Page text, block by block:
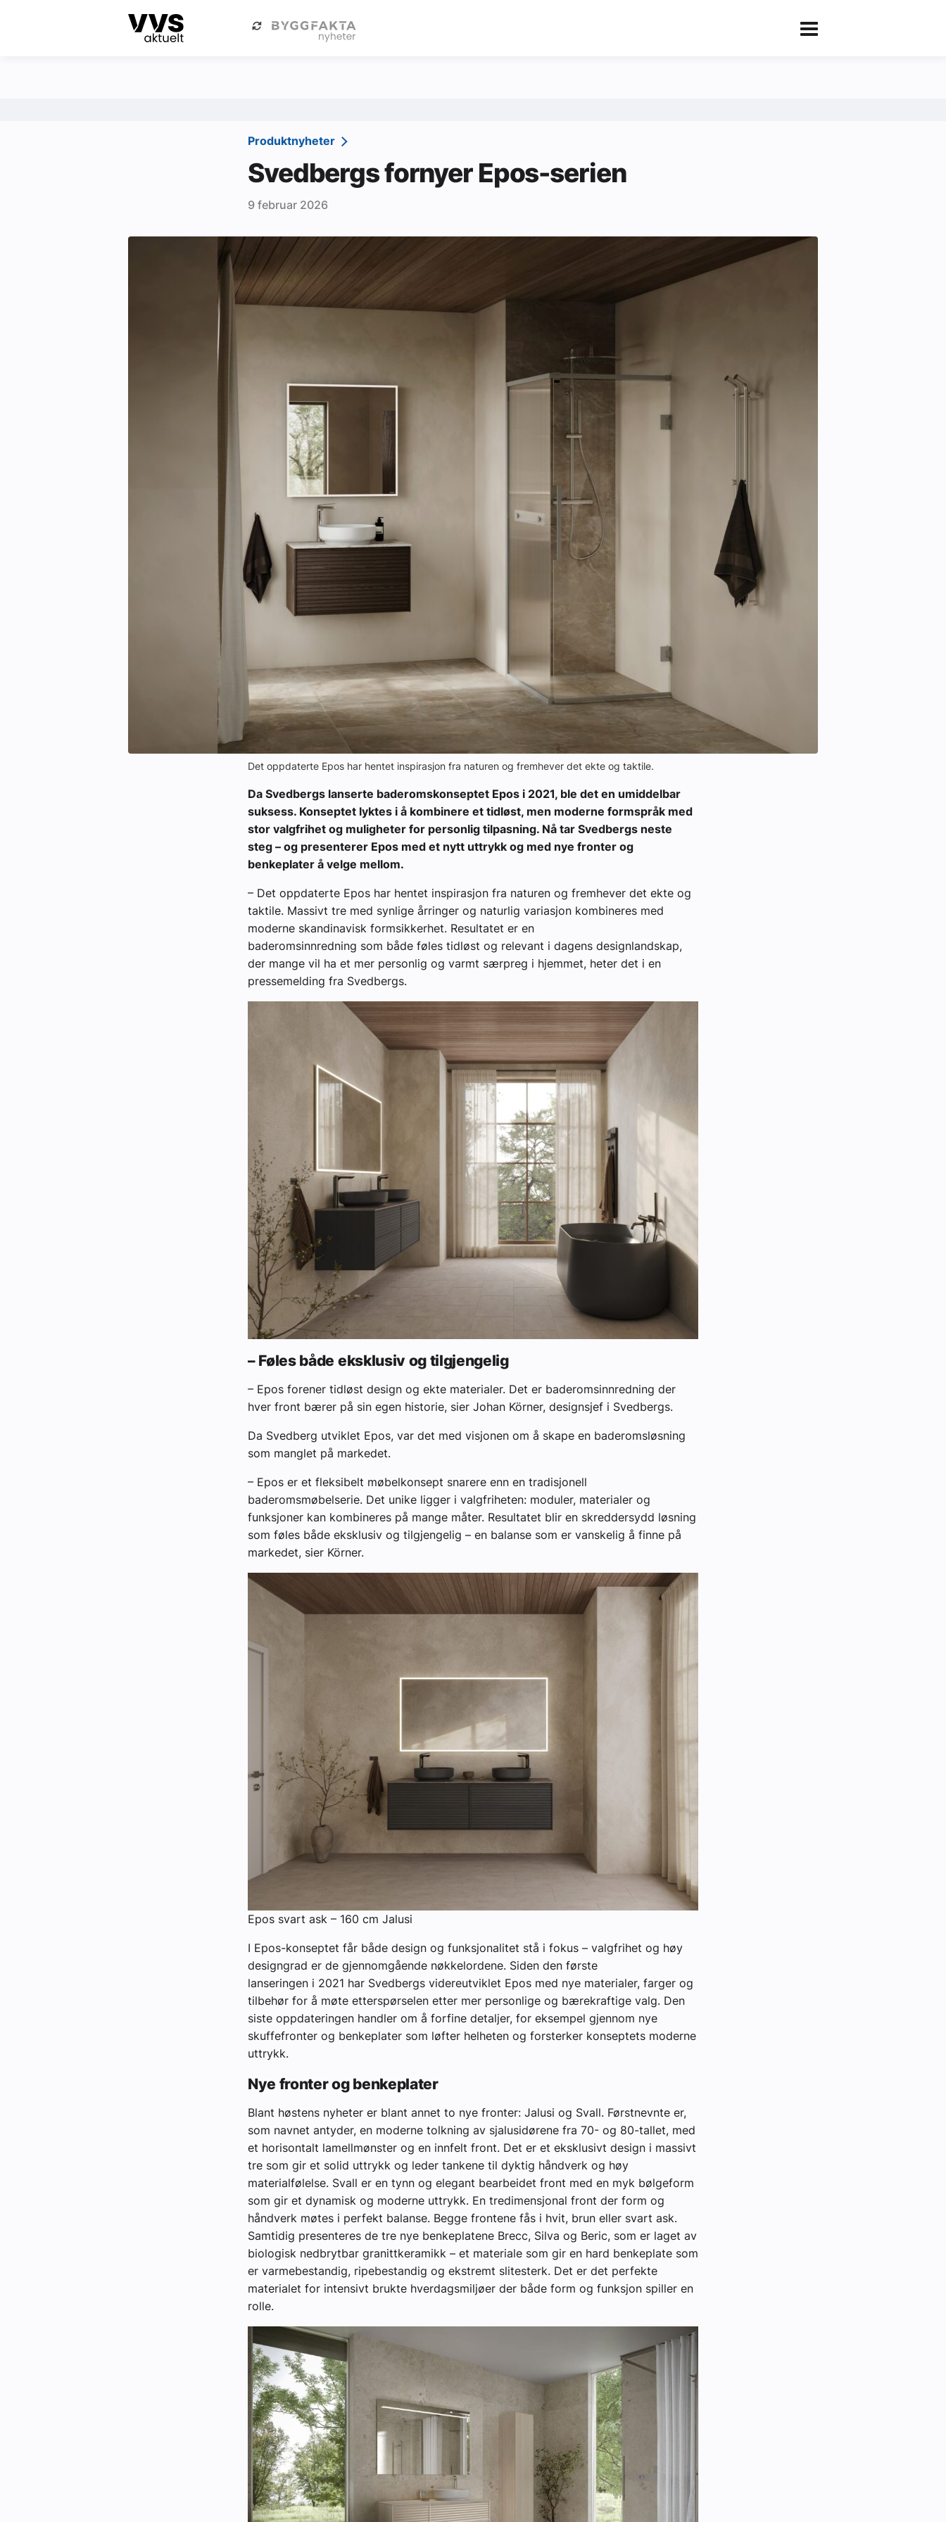
Kategorier Om VVS Aktuelt eBlad
Vann og avløp
Aktuelle prosjekter
Om VVS Aktuelt
Abonner på fagbladet Byggfakta Nyheter
Produktnyheter
Svedbergs fornyer Epos-serien
9 februar 2026
Det oppdaterte Epos har hentet inspirasjon fra naturen og fremhever det ekte og taktile.
Da Svedbergs lanserte baderomskonseptet Epos i 2021, ble det en umiddelbar
suksess. Konseptet lyktes i å kombinere et tidløst, men moderne formspråk med
stor valgfrihet og muligheter for personlig tilpasning. Nå tar Svedbergs neste
steg – og presenterer Epos med et nytt uttrykk og med nye fronter og
benkeplater å velge mellom.
– Det oppdaterte Epos har hentet inspirasjon fra naturen og fremhever det ekte og
taktile. Massivt tre med synlige årringer og naturlig variasjon kombineres med
moderne skandinavisk formsikkerhet. Resultatet er en
baderomsinnredning som både føles tidløst og relevant i dagens designlandskap,
der mange vil ha et mer personlig og varmt særpreg i hjemmet, heter det i en
pressemelding fra Svedbergs.
– Føles både eksklusiv og tilgjengelig
– Epos forener tidløst design og ekte materialer. Det er baderomsinnredning der
hver front bærer på sin egen historie, sier Johan Körner, designsjef i Svedbergs.
Da Svedberg utviklet Epos, var det med visjonen om å skape en baderomsløsning
som manglet på markedet.
– Epos er et fleksibelt møbelkonsept snarere enn en tradisjonell
baderomsmøbelserie. Det unike ligger i valgfriheten: moduler, materialer og
funksjoner kan kombineres på mange måter. Resultatet blir en skreddersydd løsning
som føles både eksklusiv og tilgjengelig – en balanse som er vanskelig å finne på
markedet, sier Körner.
Epos svart ask – 160 cm Jalusi
I Epos-konseptet får både design og funksjonalitet stå i fokus – valgfrihet og høy
designgrad er de gjennomgående nøkkelordene. Siden den første
lanseringen i 2021 har Svedbergs videreutviklet Epos med nye materialer, farger og
tilbehør for å møte etterspørselen etter mer personlige og bærekraftige valg. Den
siste oppdateringen handler om å forfine detaljer, for eksempel gjennom nye
skuffefronter og benkeplater som løfter helheten og forsterker konseptets moderne
uttrykk.
Nye fronter og benkeplater
Blant høstens nyheter er blant annet to nye fronter: Jalusi og Svall. Førstnevnte er,
som navnet antyder, en moderne tolkning av sjalusidørene fra 70- og 80-tallet, med
et horisontalt lamellmønster og en innfelt front. Det er et eksklusivt design i massivt
tre som gir et solid uttrykk og leder tankene til dyktig håndverk og høy
materialfølelse. Svall er en tynn og elegant bearbeidet front med en myk bølgeform
som gir et dynamisk og moderne uttrykk. En tredimensjonal front der form og
håndverk møtes i perfekt balanse. Begge frontene fås i hvit, brun eller svart ask.
Samtidig presenteres de tre nye benkeplatene Brecc, Silva og Beric, som er laget av
biologisk nedbrytbar granittkeramikk – et materiale som gir en hard benkeplate som
er varmebestandig, ripebestandig og ekstremt slitesterk. Det er det perfekte
materialet for intensivt brukte hverdagsmiljøer der både form og funksjon spiller en
rolle.